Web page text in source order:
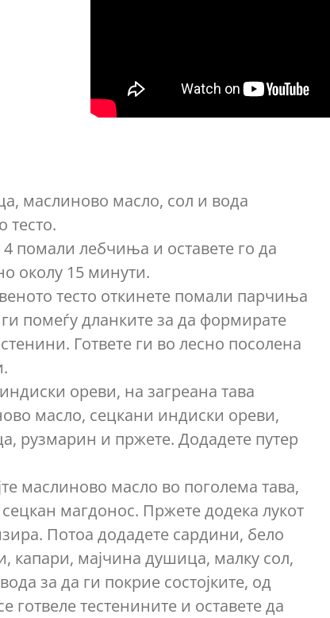
маслиново масло, сол и вода
тесто.
помали лебчиња и оставете го да
околу 15 минути.
тесто откинете помали парчиња
ги помеѓу дланките за да формирате
Гответе ги во лесно посолена
ореви, на загреана тава
масло, сецкани индиски ореви,
рузмарин и пржете. Додадете путер
маслиново масло во поголема тава,
магдонос. Пржете додека лукот
Потоа додадете сардини, бело
капари, мајчина душица, малку сол,
за да ги покрие состојките, од
готвеле тестенините и оставете да